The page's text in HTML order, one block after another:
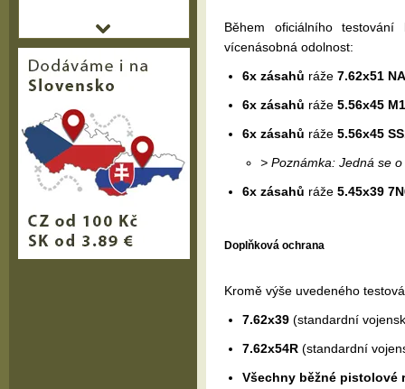
Během oficiálního
vícenásobná odolnost:
6x zásahů ráže 7.62x51
6x zásahů ráže 5.56x45
6x zásahů ráže 5.56x45
> Poznámka: Jedná se
6x zásahů ráže 5.45x39
Doplňková ochrana
Kromě výše uvedeného
7.62x39 (standardní
7.62x54R (standardní
Všechny běžné pistolové